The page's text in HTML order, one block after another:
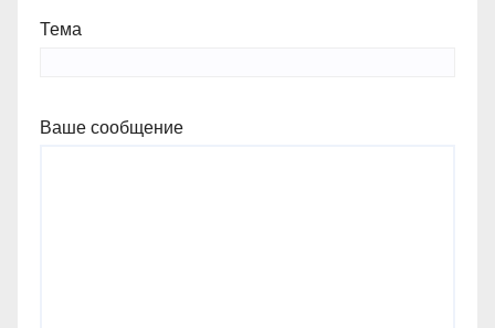
Тема
Ваше сообщение